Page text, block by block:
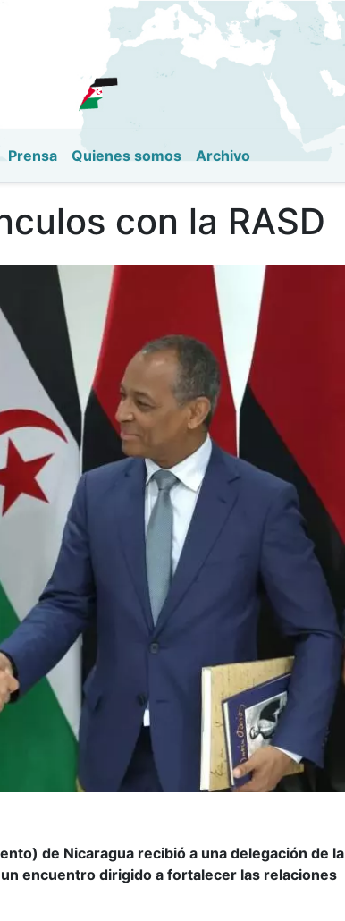
Pasar
al
contenido
Prensa Quienes somos Archivo
con la RASD
de Nicaragua recibió a una delegación de la
encuentro dirigido a fortalecer las relaciones